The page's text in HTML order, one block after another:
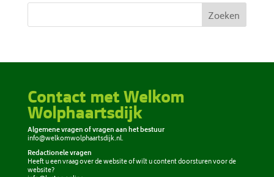
Zoeken
Contact met Welkom
Wolphaartsdijk
Algemene vragen of vragen aan het bestuur
info@welkomwolphaartsdijk.nl.
Redactionele vragen
Heeft u een vraag over de website of wilt u content doorsturen voor de
website?